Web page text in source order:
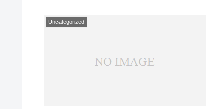
Uncategorized